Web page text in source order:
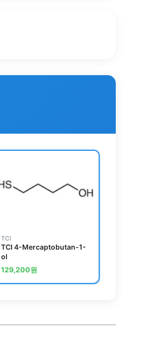
TCI
TCI 4-Mercaptobutan-1-
ol
129,200원